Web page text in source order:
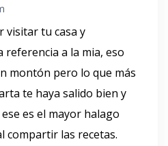
visitar tu casa y
a la mia, eso
montón pero lo que más
te haya salido bien y
es el mayor halago
compartir las recetas.